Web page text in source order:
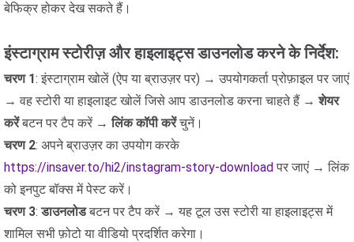
बेफिक्र होकर देख सकते हैं।
इंस्टाग्राम स्टोरीज़ और हाइलाइट्स डाउनलोड करने के निर्देश:
चरण 1: इंस्टाग्राम खोलें (ऐप या ब्राउज़र पर) → उपयोगकर्ता प्रोफ़ाइल पर जाएं
→ वह स्टोरी या हाइलाइट खोलें जिसे आप डाउनलोड करना चाहते हैं →शेयर
करेंबटन पर टैप करें →लिंक कॉपी करेंचुनें।
चरण 2: अपने ब्राउज़र का उपयोग करके
https://insaver.to/hi2/instagram-story-download पर जाएं → लिंक
को इनपुट बॉक्स में पेस्ट करें।
चरण 3:डाउनलोडबटन पर टैप करें → यह टूल उस स्टोरी या हाइलाइट्स में
शामिल सभी फ़ोटो या वीडियो प्रदर्शित करेगा।